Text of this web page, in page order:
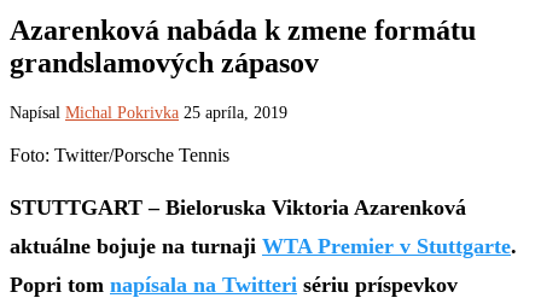
Azarenková nabáda k zmene formátu
grandslamových zápasov
Napísal Michal Pokrivka 25 apríla, 2019
Foto: Twitter/Porsche Tennis
STUTTGART – Bieloruska Viktoria Azarenková
aktuálne bojuje na turnaji WTA Premier v Stuttgarte.
Popri tom napísala na Twitteri sériu príspevkov